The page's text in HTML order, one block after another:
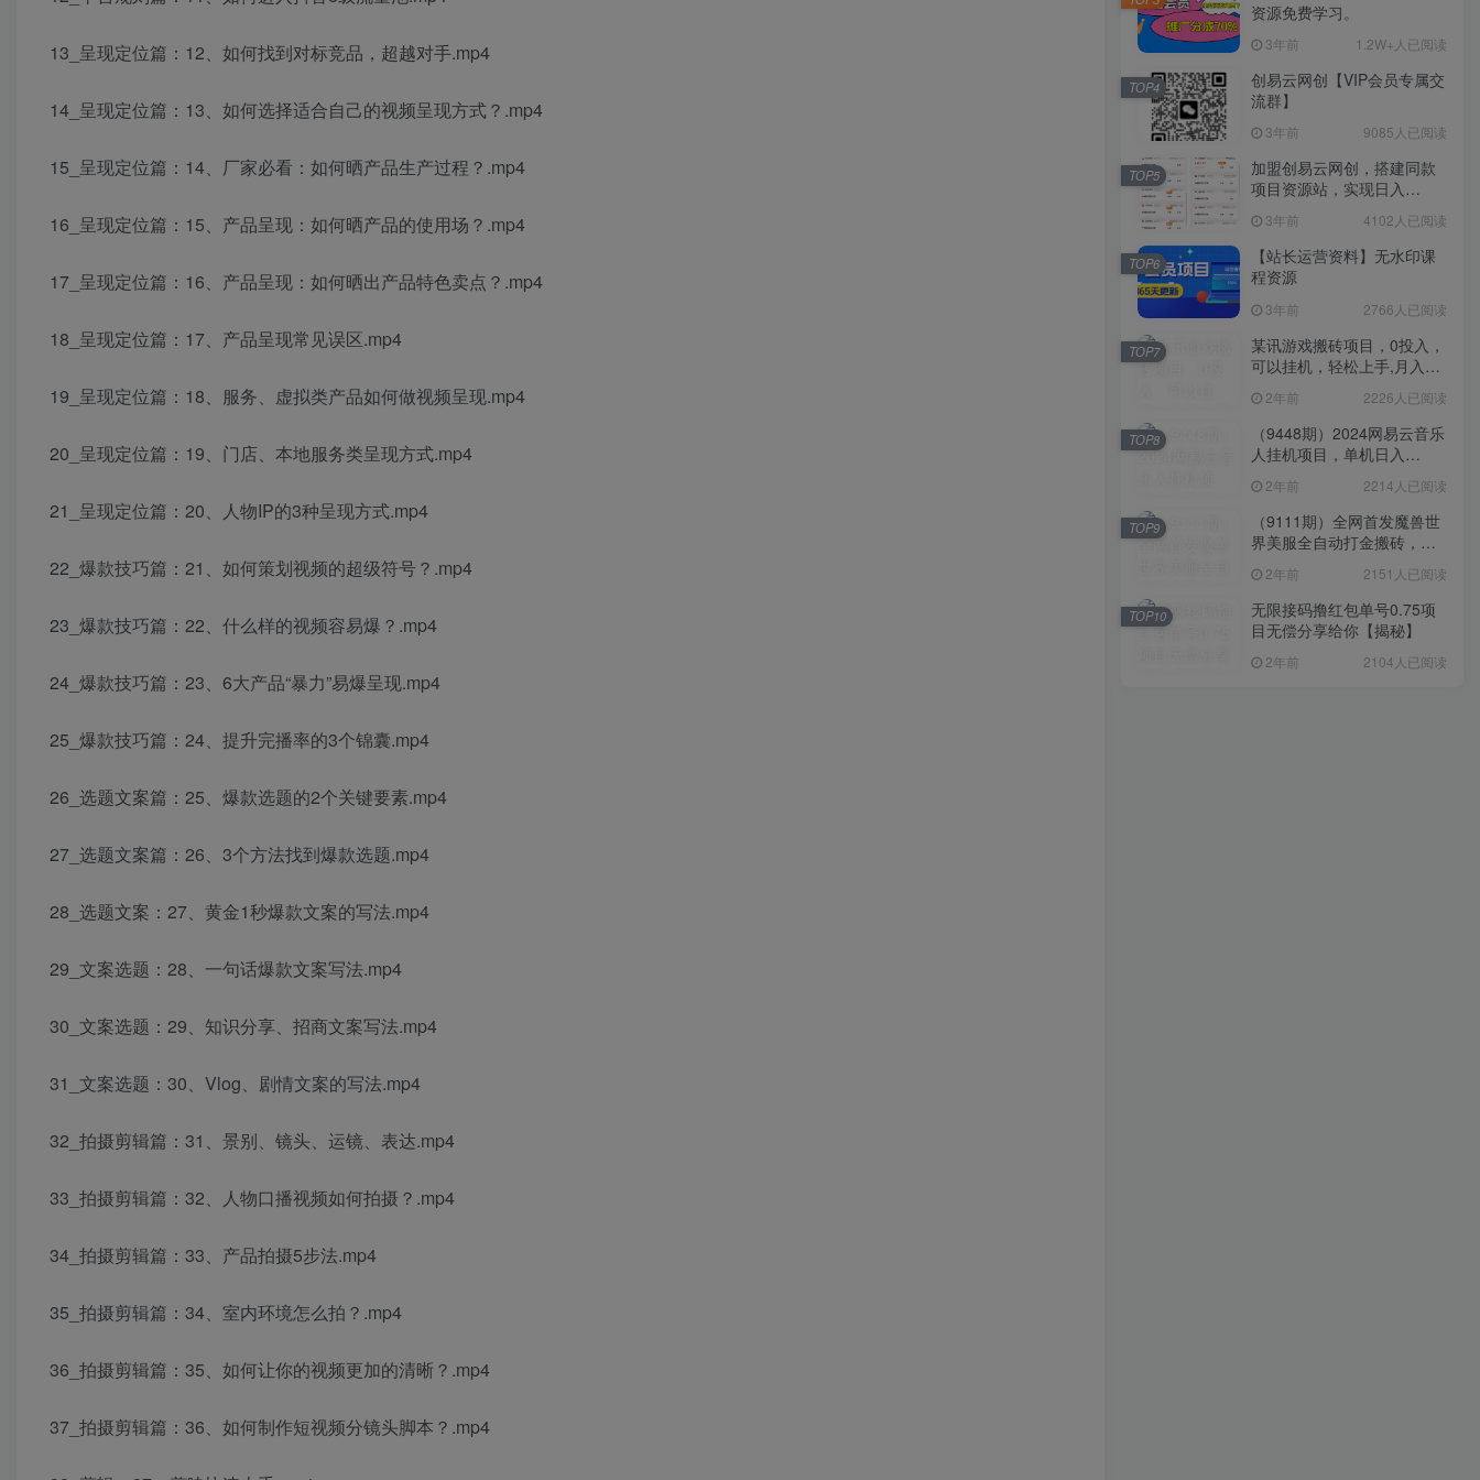
13_呈现定位篇：12、如何找到对标竞品，超越对手.mp4
14_呈现定位篇：13、如何选择适合自己的视频呈现方式？.mp4
15_呈现定位篇：14、厂家必看：如何晒产品生产过程？.mp4
16_呈现定位篇：15、产品呈现：如何晒产品的使用场？.mp4
17_呈现定位篇：16、产品呈现：如何晒出产品特色卖点？.mp4
18_呈现定位篇：17、产品呈现常见误区.mp4
19_呈现定位篇：18、服务、虚拟类产品如何做视频呈现.mp4
20_呈现定位篇：19、门店、本地服务类呈现方式.mp4
21_呈现定位篇：20、人物IP的3种呈现方式.mp4
22_爆款技巧篇：21、如何策划视频的超级符号？.mp4
23_爆款技巧篇：22、什么样的视频容易爆？.mp4
24_爆款技巧篇：23、6大产品“暴力”易爆呈现.mp4
25_爆款技巧篇：24、提升完播率的3个锦囊.mp4
26_选题文案篇：25、爆款选题的2个关键要素.mp4
27_选题文案篇：26、3个方法找到爆款选题.mp4
28_选题文案：27、黄金1秒爆款文案的写法.mp4
29_文案选题：28、一句话爆款文案写法.mp4
30_文案选题：29、知识分享、招商文案写法.mp4
31_文案选题：30、Vlog、剧情文案的写法.mp4
32_拍摄剪辑篇：31、景别、镜头、运镜、表达.mp4
33_拍摄剪辑篇：32、人物口播视频如何拍摄？.mp4
34_拍摄剪辑篇：33、产品拍摄5步法.mp4
35_拍摄剪辑篇：34、室内环境怎么拍？.mp4
36_拍摄剪辑篇：35、如何让你的视频更加的清晰？.mp4
37_拍摄剪辑篇：36、如何制作短视频分镜头脚本？.mp4
资源免费学习。
3年前 1.2W+人已阅读
创易云网创【VIP会员专属交
流群】
3年前 9085人已阅读
TOP4
加盟创易云网创，搭建同款
项目资源站，实现日入
3年前 4102人已阅读
TOP5
【站长运营资料】无水印课
程资源
3年前 2766人已阅读
TOP6
某讯游戏搬砖项目，0投入，
可以挂机，轻松上手,月入
2年前 2226人已阅读
TOP7
（9448期）2024网易云音乐
人挂机项目，单机日入
2年前 2214人已阅读
TOP8
（9111期）全网首发魔兽世
界美服全自动打金搬砖，日
姆级教学
2年前 2151人已阅读
TOP9
无限接码撸红包单号0.75项
目无偿分享给你【揭秘】
2年前 2104人已阅读
TOP10